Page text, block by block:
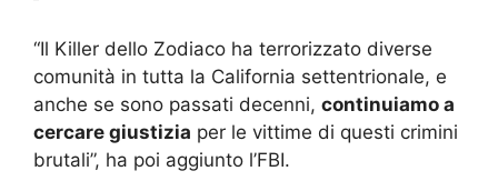
“Il Killer dello Zodiaco ha terrorizzato diverse
comunità in tutta la California settentrionale, e
anche se sono passati decenni,
continuiamo a
cercare giustizia
per le vittime di questi crimini
brutali”, ha poi aggiunto l’FBI.